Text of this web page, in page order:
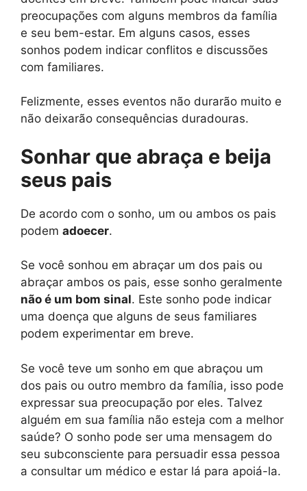
preocupações com alguns membros da família
e seu bem-estar. Em alguns casos, esses
sonhos podem indicar conflitos e discussões
com familiares.
Felizmente, esses eventos não durarão muito e
não deixarão consequências duradouras.
Sonhar que abraça e beija
seus pais
De acordo com o sonho, um ou ambos os pais
podem adoecer.
Se você sonhou em abraçar um dos pais ou
abraçar ambos os pais, esse sonho geralmente
não é um bom sinal. Este sonho pode indicar
uma doença que alguns de seus familiares
podem experimentar em breve.
Se você teve um sonho em que abraçou um
dos pais ou outro membro da família, isso pode
expressar sua preocupação por eles. Talvez
alguém em sua família não esteja com a melhor
saúde? O sonho pode ser uma mensagem do
seu subconsciente para persuadir essa pessoa
a consultar um médico e estar lá para apoiá-la.